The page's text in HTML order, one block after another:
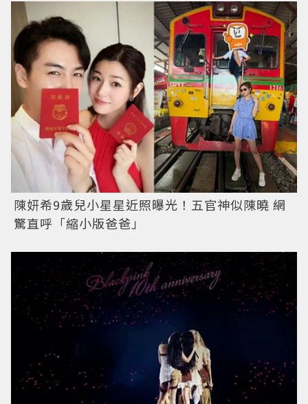
陳妍希9歲兒小星星近照曝光！五官神似陳曉 網
驚直呼「縮小版爸爸」